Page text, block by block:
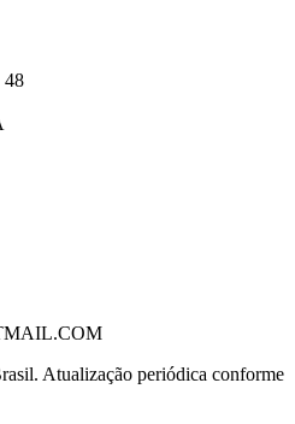
48
Atualização periódica conforme